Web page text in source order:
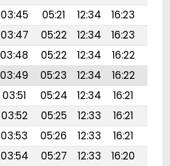
03:45 05:21 12:34 16:23
03:47 05:22 12:34 16:23
03:48 05:22 12:34 16:22
03:49 05:23 12:34 16:22
03:51 05:24 12:34 16:21
03:52 05:25 12:33 16:21
03:53 05:26 12:33 16:21
03:54 05:27 12:33 16:20